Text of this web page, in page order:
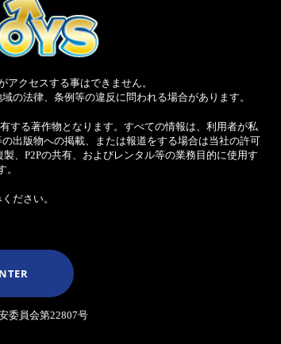
クセスする事はできません。
の法律、条例等の違反に問われる場合があります。
する著作物となります。すべての情報は、利用者が私
出版物への掲載、または報道をする場合は当社の許可
、P2Pの共有、およびレンタル等の業務目的に使用す
。
ださい。
委員会第22807号